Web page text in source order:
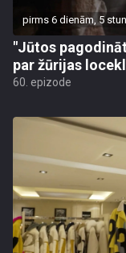
pirms 6 dienām, 5
"Jūtos
par žūrijas
60. epizode